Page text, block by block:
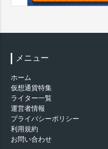
メニュー
ホーム
仮想通貨特集
ライター一覧
運営者情報
プライバシーポリシー
利用規約
お問い合わせ